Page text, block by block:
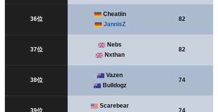
36位
Cheatiin
JannisZ
82
37位
Nebs
Nxthan
82
38位
Vazen
Bulldogz
74
39位
Scarebear
74